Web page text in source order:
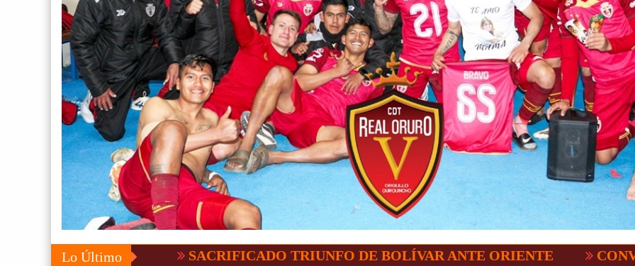
Lo ÚltimoSACRIFICADO TRIUNFO DE BOLÍVAR ANTE ORIENTE